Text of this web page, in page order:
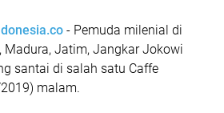
- Pemuda milenial di
Madura, Jatim, Jangkar Jokowi
santai di salah satu Caffe
malam.